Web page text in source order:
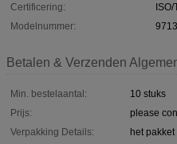
Certificering:
ISO/
Modelnummer:
Betalen & Verzenden
Min. bestelaantal:
10 stuks
Prijs:
please
Verpakking Details:
het